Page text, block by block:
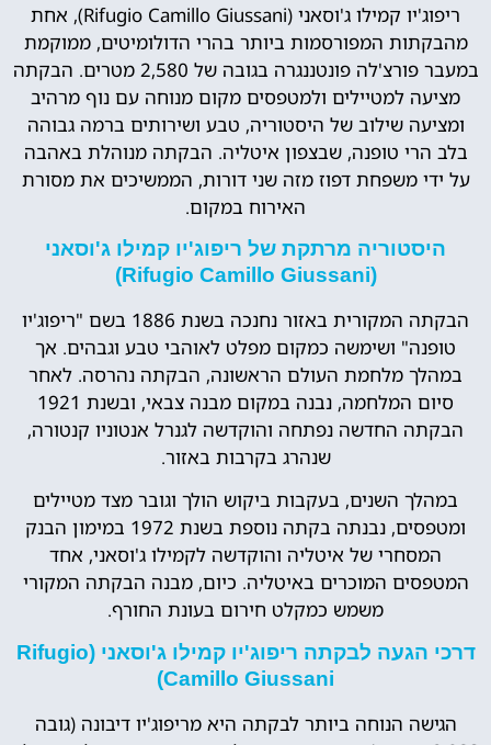
ריפוג'יו קמילו ג'וסאני (Rifugio Camillo Giussani), אחת
מהבקתות המפורסמות ביותר בהרי הדולומיטים, ממוקמת
במעבר פורצ'לה פונטננגרה בגובה של 2,580 מטרים. הבקתה
מציעה למטיילים ולמטפסים מקום מנוחה עם נוף מרהיב
ומציעה שילוב של היסטוריה, טבע ושירותים ברמה גבוהה
בלב הרי טופנה, שבצפון איטליה. הבקתה מנוהלת באהבה
על ידי משפחת דפוז מזה שני דורות, הממשיכים את מסורת
האירוח במקום.
היסטוריה מרתקת של ריפוג'יו קמילו ג'וסאני
(Rifugio Camillo Giussani)
הבקתה המקורית באזור נחנכה בשנת 1886 בשם "ריפוג'יו
טופנה" ושימשה כמקום מפלט לאוהבי טבע וגבהים. אך
במהלך מלחמת העולם הראשונה, הבקתה נהרסה. לאחר
סיום המלחמה, נבנה במקום מבנה צבאי, ובשנת 1921
הבקתה החדשה נפתחה והוקדשה לגנרל אנטוניו קנטורה,
שנהרג בקרבות באזור.
במהלך השנים, בעקבות ביקוש הולך וגובר מצד מטיילים
ומטפסים, נבנתה בקתה נוספת בשנת 1972 במימון הבנק
המסחרי של איטליה והוקדשה לקמילו ג'וסאני, אחד
המטפסים המוכרים באיטליה. כיום, מבנה הבקתה המקורי
משמש כמקלט חירום בעונת החורף.
דרכי הגעה לבקתה ריפוג'יו קמילו ג'וסאני (Rifugio
Camillo Giussani)
הגישה הנוחה ביותר לבקתה היא מריפוג'יו דיבונה (גובה